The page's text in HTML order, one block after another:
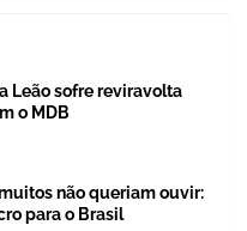
Leão sofre reviravolta
o MDB
não queriam ouvir:
para o Brasil